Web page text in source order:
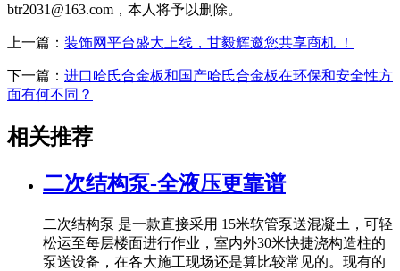
btr2031@163.com，本人将予以删除。
上一篇： 装饰网平台盛大上线，甘毅辉邀您共享商机 ！
下一篇： 进口哈氏合金板和国产哈氏合金板在环保和安全性方
面有何不同？
相关推荐
二次结构泵-全液压更靠谱
二次结构泵 是一款直接采用 15米软管泵送混凝土，可轻
松运至每层楼面进行作业，室内外30米快捷浇构造柱的
泵送设备，在各大施工现场还是算比较常见的。现有的